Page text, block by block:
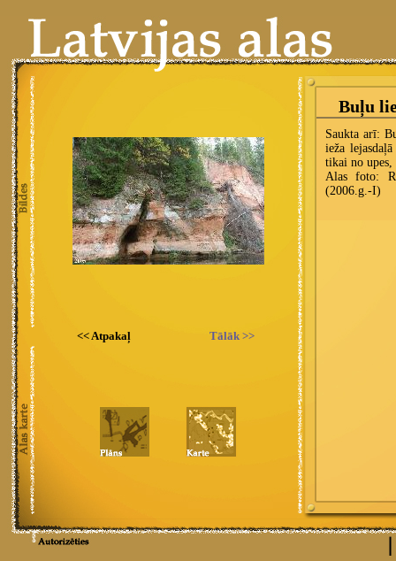
<< Atpakaļ Tālāk >>